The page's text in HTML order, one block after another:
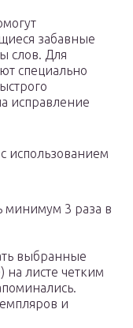
забавные
слов. Для
специально
исправление
использованием
минимум 3 раза в
выбранные
на листе четким
и